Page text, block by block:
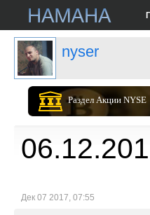
nyser
Раздел Акции NYSE
Дек 07 2017, 07:55